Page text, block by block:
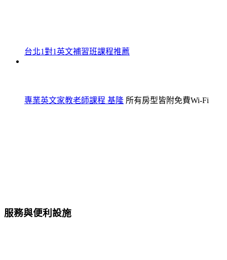
台北1對1英文補習班課程推薦
專業英文家教老師課程 基隆 所有房型皆附免費Wi-Fi
服務與便利設施